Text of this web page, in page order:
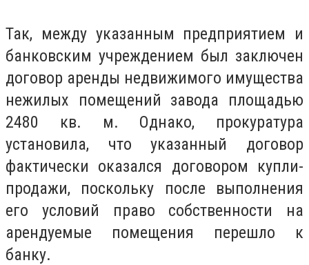
Так, между указанным предприятием и
банковским учреждением был заключен
договор аренды недвижимого имущества
нежилых помещений завода площадью
2480 кв. м. Однако, прокуратура
установила, что указанный договор
фактически оказался договором купли-
продажи, поскольку после выполнения
его условий право собственности на
арендуемые помещения перешло к
банку.